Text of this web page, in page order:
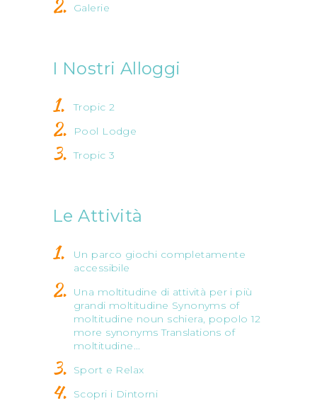
Galerie
I Nostri Alloggi
Tropic 2
Pool Lodge
Tropic 3
Le Attività
Un parco giochi completamente
accessibile
Una moltitudine di attività per i più
grandi moltitudine Synonyms of
moltitudine noun schiera, popolo 12
more synonyms Translations of
moltitudine...
Sport e Relax
Scopri i Dintorni